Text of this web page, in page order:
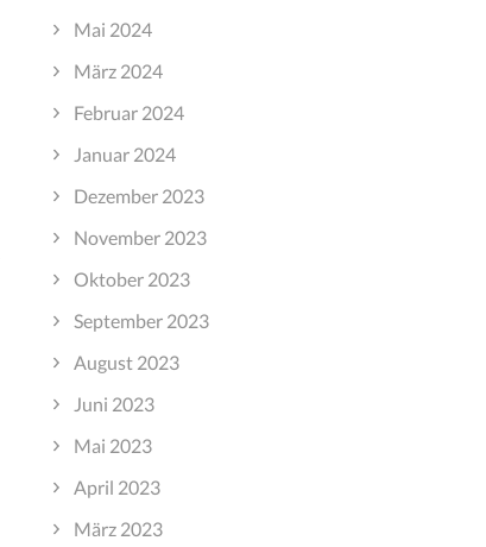
Mai 2024
März 2024
Februar 2024
Januar 2024
Dezember 2023
November 2023
Oktober 2023
September 2023
August 2023
Juni 2023
Mai 2023
April 2023
März 2023